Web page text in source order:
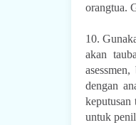
orangtua.
10.
akan
dengan
keputusan
untuk